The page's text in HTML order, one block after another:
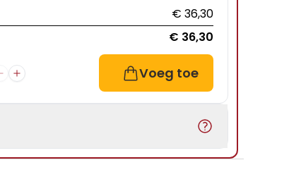
€ 36,30
€ 36,30
Voeg toe